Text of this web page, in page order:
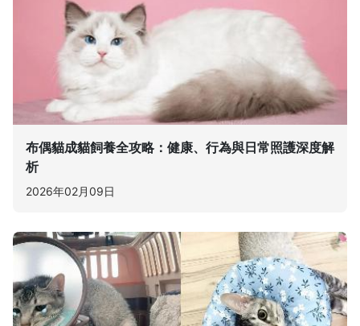
布偶貓成貓飼養全攻略：健康、行為與日常照護深度解
析
2026年02月09日